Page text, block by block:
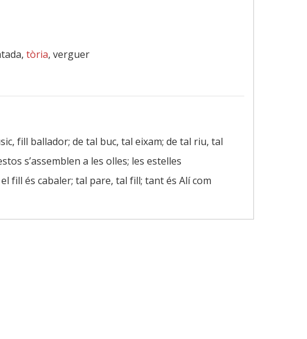
tòria, verguer
fill ballador; de tal buc, tal eixam; de tal riu, tal
s’assemblen a les olles; les estelles
fill és cabaler; tal pare, tal fill; tant és Alí com